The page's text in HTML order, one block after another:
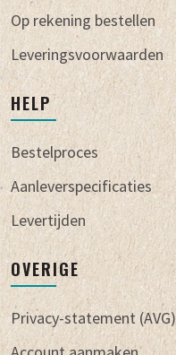
Op rekening bestellen
Leveringsvoorwaarden
HELP
Bestelproces
Aanleverspecificaties
Levertijden
OVERIGE
Privacy-statement (AVG)